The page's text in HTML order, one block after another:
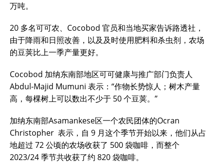
万吨。
20 多名可可农、Cocobod 官员和当地买家告诉路透社，
由于降雨和日照改善，以及及时使用肥料和杀虫剂，农场
的豆荚比上一季产量更好。
Cocobod 加纳东南部地区可可健康与推广部门负责人
Abdul-Majid Mumuni 表示：“作物长势惊人；树木产量
高，每棵树上可以数出不少于 50 个豆荚。”
加纳东南部Asamankese区一个农民团体的Ocran
Christopher 表示，自 9 月这个季节开始以来，他们从占
地超过 72 公顷的农场收获了 500 袋咖啡，而整个
2023/24 季节共收获了约 820 袋咖啡。